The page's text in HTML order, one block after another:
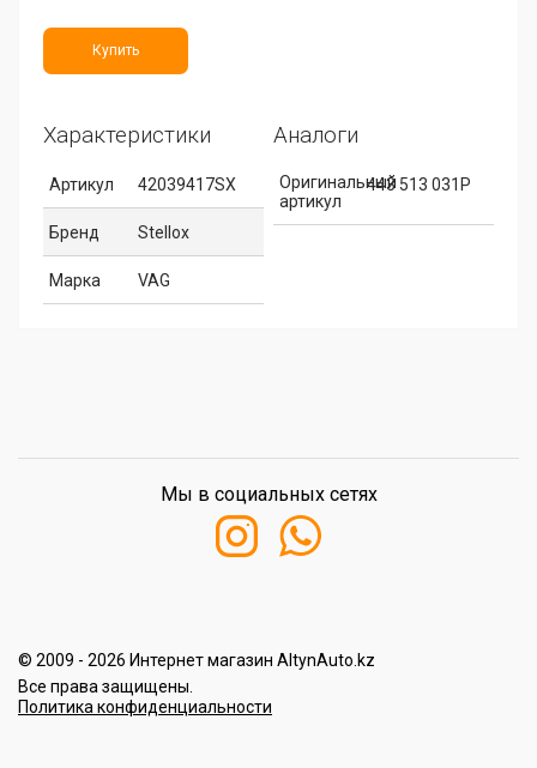
Купить
Характеристики
Артикул 42039417SX
Бренд Stellox
Марка VAG
Аналоги
Оригинальный
артикул
443 513 031P
© 2009 - 2026 Интернет магазин AltynAuto.kz
Все права защищены.
Политика конфиденциальности
Мы в социальных сетях